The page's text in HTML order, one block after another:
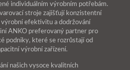
individuálním výrobním potřebám.
stroje zajišťují konzistentní
efektivitu a dodržování
ANKO preferovaný partner pro
podniky, které se rozrůstají od
výrobní zařízení.
našich vysoce kvalitních